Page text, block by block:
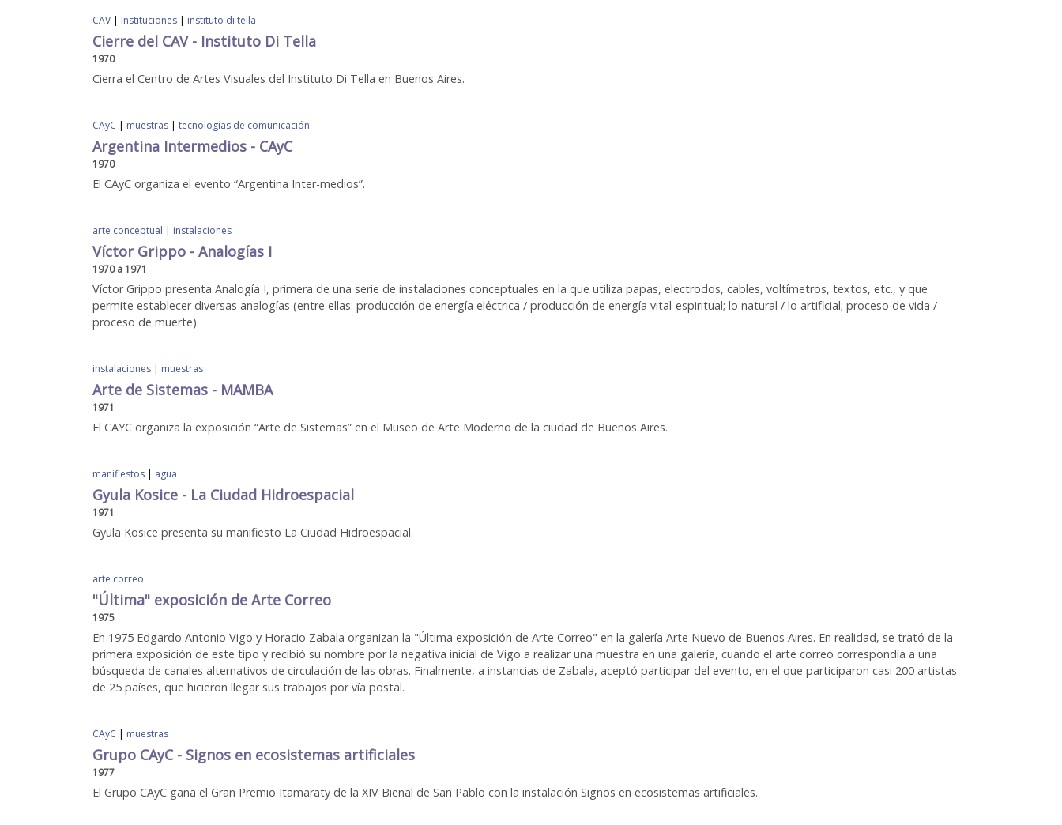
CAV | instituciones | instituto di tella
Cierre del CAV - Instituto Di Tella
1970
Cierra el Centro de Artes Visuales del Instituto Di Tella en Buenos Aires.
CAyC | muestras | tecnologías de comunicación
Argentina Intermedios - CAyC
1970
El CAyC organiza el evento “Argentina Inter-medios”.
arte conceptual | instalaciones
Víctor Grippo - Analogías I
1970 a 1971
Víctor Grippo presenta Analogía I, primera de una serie de instalaciones conceptuales en la que utiliza papas, electrodos, cables, voltímetros, textos, etc., y que
permite establecer diversas analogías (entre ellas: producción de energía eléctrica / producción de energía vital-espiritual; lo natural / lo artificial; proceso de vida /
proceso de muerte).
instalaciones | muestras
Arte de Sistemas - MAMBA
1971
El CAYC organiza la exposición “Arte de Sistemas” en el Museo de Arte Moderno de la ciudad de Buenos Aires.
manifiestos | agua
Gyula Kosice - La Ciudad Hidroespacial
1971
Gyula Kosice presenta su manifiesto La Ciudad Hidroespacial.
arte correo
"Última" exposición de Arte Correo
1975
En 1975 Edgardo Antonio Vigo y Horacio Zabala organizan la "Última exposición de Arte Correo" en la galería Arte Nuevo de Buenos Aires. En realidad, se trató de la
primera exposición de este tipo y recibió su nombre por la negativa inicial de Vigo a realizar una muestra en una galería, cuando el arte correo correspondía a una
búsqueda de canales alternativos de circulación de las obras. Finalmente, a instancias de Zabala, aceptó participar del evento, en el que participaron casi 200 artistas
de 25 países, que hicieron llegar sus trabajos por vía postal.
CAyC | muestras
Grupo CAyC - Signos en ecosistemas artificiales
1977
El Grupo CAyC gana el Gran Premio Itamaraty de la XIV Bienal de San Pablo con la instalación Signos en ecosistemas artificiales.